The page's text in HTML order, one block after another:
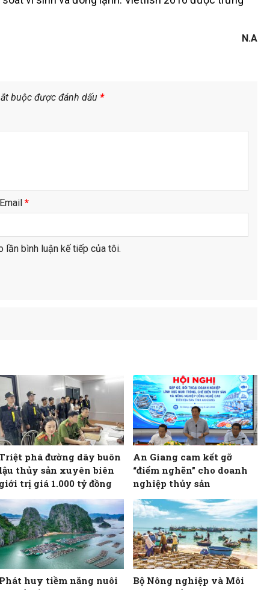
N.A
buộc được đánh dấu *
Email*
lần bình luận kế tiếp của tôi.
phá đường dây buôn
thủy sản xuyên biên
giới trị giá 1.000 tỷ đồng
An Giang cam kết gỡ
“điểm nghẽn” cho doanh
nghiệp thủy sản
Phát huy tiềm năng nuôi
Bộ Nông nghiệp và Môi